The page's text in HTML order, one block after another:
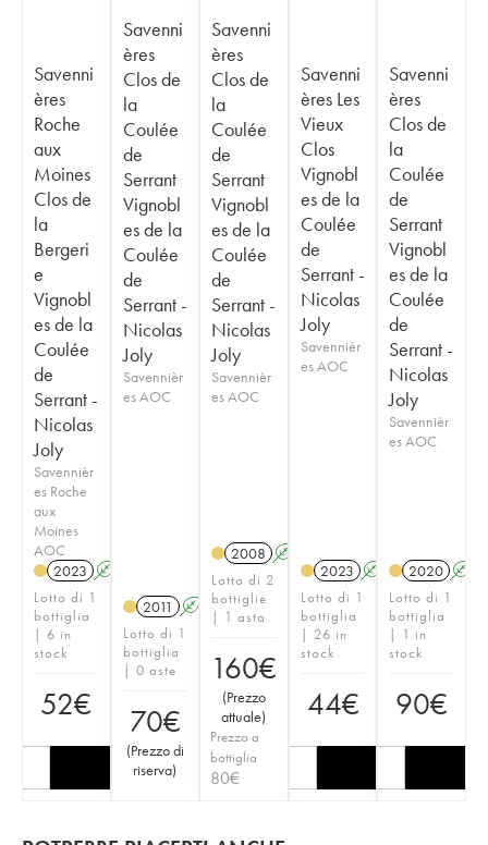
Savenni
ères
Roche
aux
Moines
Clos de
la
Bergeri
e
Vignobl
es de la
Coulée
de
Serrant -
Nicolas
Joly
Savennièr
es Roche
aux
Moines
AOC
2023 A
Lotto di 1
bottiglia
| 6 in
stock
52€
Savenni
ères
Clos de
la
Coulée
de
Serrant
Vignobl
es de la
Coulée
de
Serrant -
Nicolas
Joly
Savennièr
es AOC
2011 A S
Lotto di 1
bottiglia
| 0 aste
70€
(Prezzo di
riserva)
Savenni
ères
Clos de
la
Coulée
de
Serrant
Vignobl
es de la
Coulée
de
Serrant -
Nicolas
Joly
Savennièr
es AOC
2008 A
Lotto di 2
bottiglie
| 1 asta
160€
(Prezzo
attuale)
Prezzo a
bottiglia
80€
Savenni
ères Les
Vieux
Clos
Vignobl
es de la
Coulée
de
Serrant -
Nicolas
Joly
Savennièr
es AOC
2023 A S
Lotto di 1
bottiglia
| 26 in
stock
44€
Savenni
ères
Clos de
la
Coulée
de
Serrant
Vignobl
es de la
Coulée
de
Serrant -
Nicolas
Joly
Savennièr
es AOC
2020 A
Lotto di 1
bottiglia
| 1 in
stock
90€